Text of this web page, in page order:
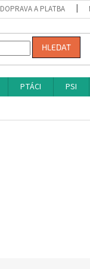
DOPRAVA A PLATBA
HLEDAT
PTÁCI PSI